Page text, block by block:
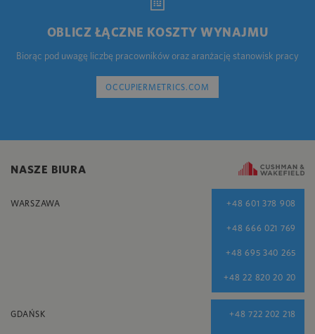
OBLICZ ŁĄCZNE KOSZTY WYNAJMU
Biorąc pod uwagę liczbę pracowników oraz aranżację stanowisk pracy
OCCUPIERMETRICS.COM
NASZE BIURA
WARSZAWA +48 601 378 908
+48 666 021 769
+48 695 340 265
+48 22 820 20 20
GDAŃSK +48 722 202 218